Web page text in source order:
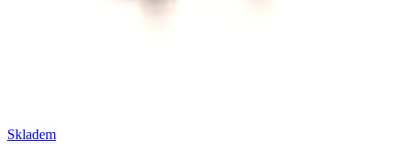
Skladem